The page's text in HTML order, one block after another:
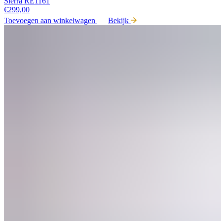
€299,00
Toevoegen aan winkelwagen
Bekijk